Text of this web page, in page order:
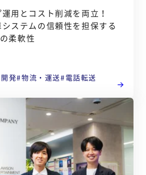
用とコスト削減を両立！
ステムの信頼性を担保する
柔軟性
発 物流・運送 電話転送